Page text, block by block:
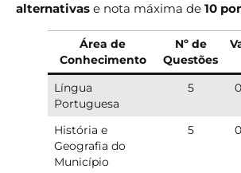
alternativas e nota máxima de 10
Área de
Conhecimento
Nº de
Questões
Língua
Portuguesa
5
História e
Geografia do
Município
5